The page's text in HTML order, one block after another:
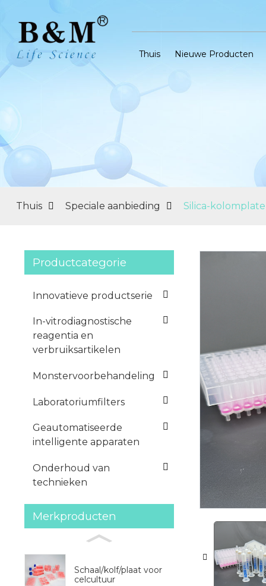
Thuis Nieuwe Producten
Thuis Speciale aanbieding Silica-
Productcategorie
Innovatieve productserie
In-vitrodiagnostische
reagentia en
verbruiksartikelen
Monstervoorbehandeling
Laboratoriumfilters
Geautomatiseerde
intelligente apparaten
Onderhoud van
technieken
Merkproducten
Schaal/kolf/plaat voor
celcultuur